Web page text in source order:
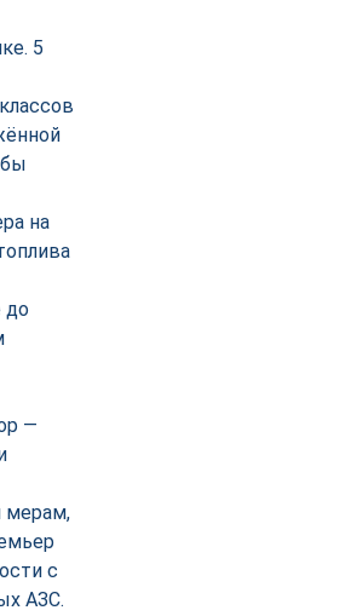
5
на
до
—
мерам,
с
АЗС.